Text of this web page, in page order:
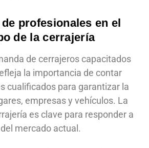
profesionales en el
de la cerrajería
de cerrajeros capacitados
la importancia de contar
cualificados para garantizar la
empresas y vehículos. La
es clave para responder a
mercado actual.